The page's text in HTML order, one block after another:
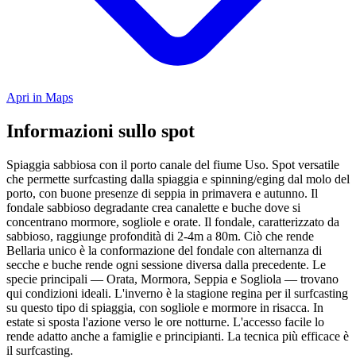
Apri in Maps
Informazioni sullo spot
Spiaggia sabbiosa con il porto canale del fiume Uso. Spot versatile
che permette surfcasting dalla spiaggia e spinning/eging dal molo del
porto, con buone presenze di seppia in primavera e autunno. Il
fondale sabbioso degradante crea canalette e buche dove si
concentrano mormore, sogliole e orate. Il fondale, caratterizzato da
sabbioso, raggiunge profondità di 2-4m a 80m. Ciò che rende
Bellaria unico è la conformazione del fondale con alternanza di
secche e buche rende ogni sessione diversa dalla precedente. Le
specie principali — Orata, Mormora, Seppia e Sogliola — trovano
qui condizioni ideali. L'inverno è la stagione regina per il surfcasting
su questo tipo di spiaggia, con sogliole e mormore in risacca. In
estate si sposta l'azione verso le ore notturne. L'accesso facile lo
rende adatto anche a famiglie e principianti. La tecnica più efficace è
il surfcasting.